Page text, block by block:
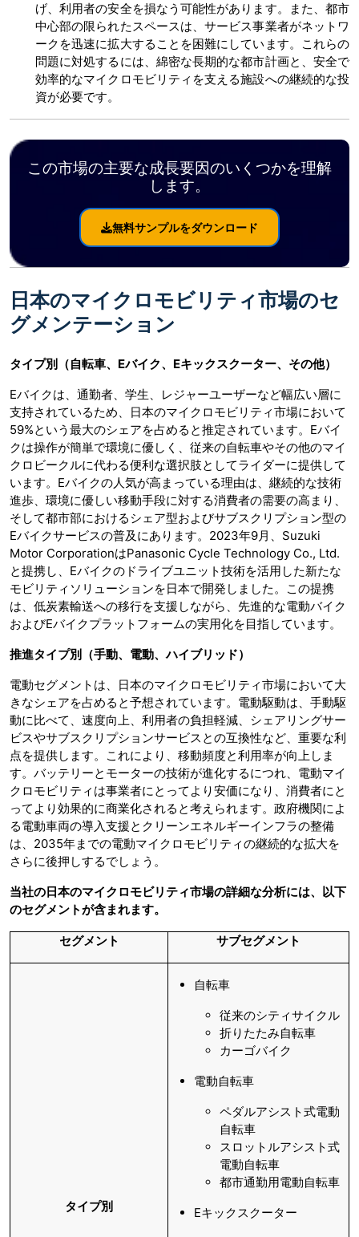
げ、利用者の安全を損なう可能性があります。また、都市
中心部の限られたスペースは、サービス事業者がネットワ
ークを迅速に拡大することを困難にしています。これらの
問題に対処するには、綿密な長期的な都市計画と、安全で
効率的なマイクロモビリティを支える施設への継続的な投
資が必要です。
この市場の主要な成長要因のいくつかを理解
します。
無料サンプルをダウンロード
日本のマイクロモビリティ市場のセ
グメンテーション
タイプ別（自転車、Eバイク、Eキックスクーター、その他）
Eバイクは、通勤者、学生、レジャーユーザーなど幅広い層に
支持されているため、日本のマイクロモビリティ市場において
59%という最大のシェアを占めると推定されています。Eバイ
クは操作が簡単で環境に優しく、従来の自転車やその他のマイ
クロビークルに代わる便利な選択肢としてライダーに提供して
います。Eバイクの人気が高まっている理由は、継続的な技術
進歩、環境に優しい移動手段に対する消費者の需要の高まり、
そして都市部におけるシェア型およびサブスクリプション型の
Eバイクサービスの普及にあります。2023年9月、Suzuki
Motor CorporationはPanasonic Cycle Technology Co., Ltd.
と提携し、Eバイクのドライブユニット技術を活用した新たな
モビリティソリューションを日本で開発しました。この提携
は、低炭素輸送への移行を支援しながら、先進的な電動バイク
およびEバイクプラットフォームの実用化を目指しています。
推進タイプ別（手動、電動、ハイブリッド）
電動セグメントは、日本のマイクロモビリティ市場において大
きなシェアを占めると予想されています。電動駆動は、手動駆
動に比べて、速度向上、利用者の負担軽減、シェアリングサー
ビスやサブスクリプションサービスとの互換性など、重要な利
点を提供します。これにより、移動頻度と利用率が向上しま
す。バッテリーとモーターの技術が進化するにつれ、電動マイ
クロモビリティは事業者にとってより安価になり、消費者にと
ってより効果的に商業化されると考えられます。政府機関によ
る電動車両の導入支援とクリーンエネルギーインフラの整備
は、2035年までの電動マイクロモビリティの継続的な拡大を
さらに後押しするでしょう。
当社の日本のマイクロモビリティ市場の詳細な分析には、以下
のセグメントが含まれます。
セグメント サブセグメント
タイプ別
自転車
従来のシティサイクル
折りたたみ自転車
カーゴバイク
電動自転車
ペダルアシスト式電動
自転車
スロットルアシスト式
電動自転車
都市通勤用電動自転車
Eキックスクーター